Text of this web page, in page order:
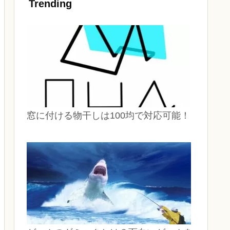
Trending
窓に付ける物干しは100均で対応可能！